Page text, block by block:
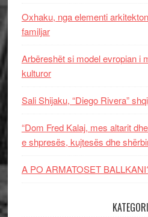
Oxhaku, nga elementi
familjar
Arbëreshët si model evropian i
kulturor
Sali Shijaku, “Diego Rivera”
“Dom Fred Kalaj, mes altarit
e shpresës, kujtesës dhe
A PO ARMATOSET